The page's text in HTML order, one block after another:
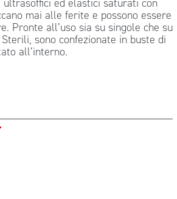
ultrasoffici ed elastici saturati con
mai alle ferite e possono essere
Pronte all’uso sia su singole che su
sono confezionate in buste di
all’interno.